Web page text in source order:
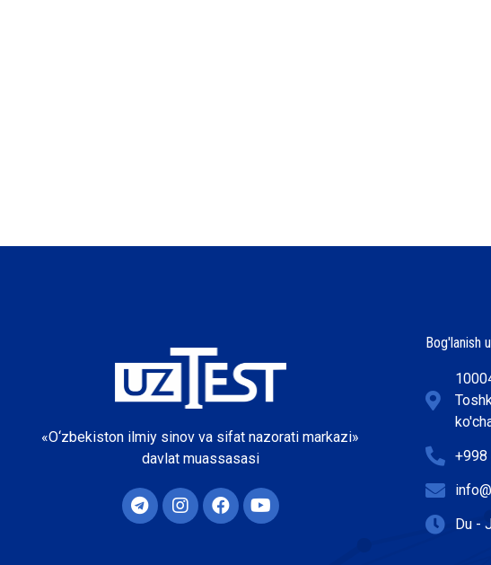
«O‘zbekiston ilmiy sinov va sifat nazorati markazi»
davlat muassasasi
Bog'lanish
+998
Du -